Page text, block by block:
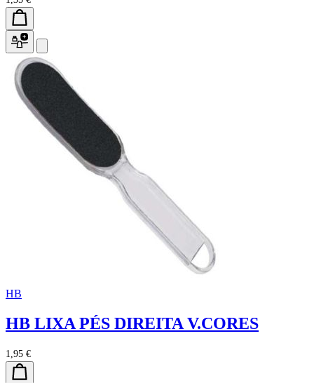
HB
HB LIXA PÉS DIREITA V.CORES
1,95 €